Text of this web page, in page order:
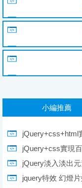
小編推薦
jQuery+css+html
jQuery+css實現
jQuery淡入淡出
jquery特效 幻燈